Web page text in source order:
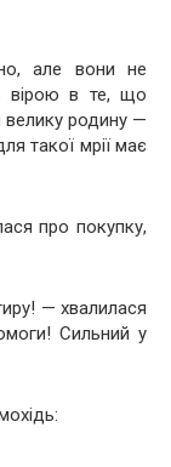
але вони не
вірою в те, що
родину —
такої мрії має
про покупку,
— хвалилася
Сильний у